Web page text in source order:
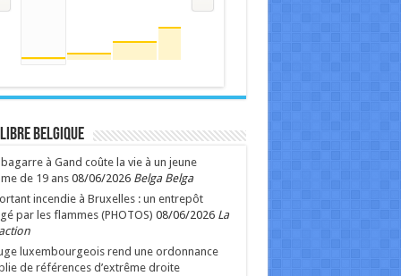
Belgique
à Gand coûte la vie à un jeune
de 19 ans 08/06/2026 Belga Belga
incendie à Bruxelles : un entrepôt
par les flammes (PHOTOS) 08/06/2026 La
luxembourgeois rend une ordonnance
de références d’extrême droite